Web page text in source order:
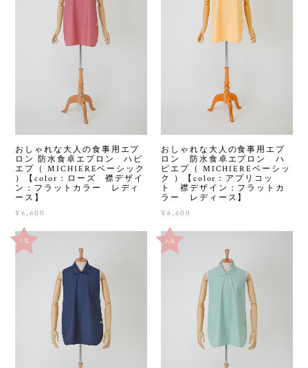
おしゃれな大人の食事用エプ
ロン 防水食卓エプロン ハピ
エプ（ MICHIEREベーシック
）【color：ローズ 襟デザイ
ン：フラットカラー レディ
ース】
¥6,600
おしゃれな大人の食事用エプ
ロン 防水食卓エプロン ハ
ピエプ（ MICHIEREベーシッ
ク ）【color：アプリコッ
ト 襟デザイン：フラットカ
ラー レディース】
¥6,600